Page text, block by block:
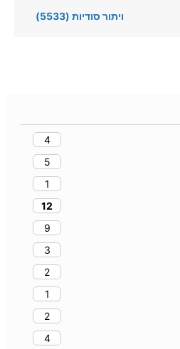
ויתור סודיות (5533)
4
5
1
12
9
3
2
1
2
4